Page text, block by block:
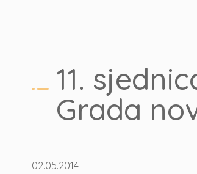
11.
Grada
02.05.2014